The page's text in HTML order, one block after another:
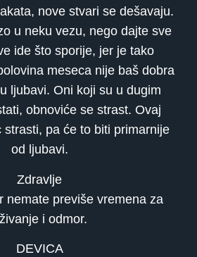
nove stvari se dešavaju.
u neku vezu, nego dajte sve
ide što sporije, jer je tako
meseca nije baš dobra
ljubavi. Oni koji su u dugim
obnoviće se strast. Ovaj
strasti, pa će to biti primarnije
od ljubavi.
Zdravlje
nemate previše vremena za
i odmor.
DEVICA